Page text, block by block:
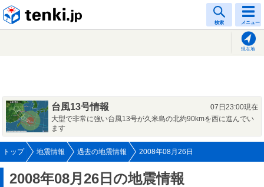
検索 メニュー
現在地
台風13号情報
07日23:00現在
大型で非常に強い台風13号が久米島の北約90kmを西に進んでい
ます
トップ 地震情報 過去の地震情報 2008年08月26日
2008年08月26日の地震情報